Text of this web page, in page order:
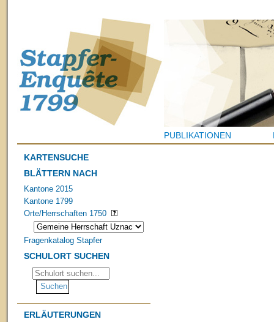
PUBLIKATIONEN
KARTENSUCHE
BLÄTTERN NACH
Kantone 2015
Kantone 1799
Orte/Herrschaften 1750
Fragenkatalog Stapfer
SCHULORT SUCHEN
ERLÄUTERUNGEN